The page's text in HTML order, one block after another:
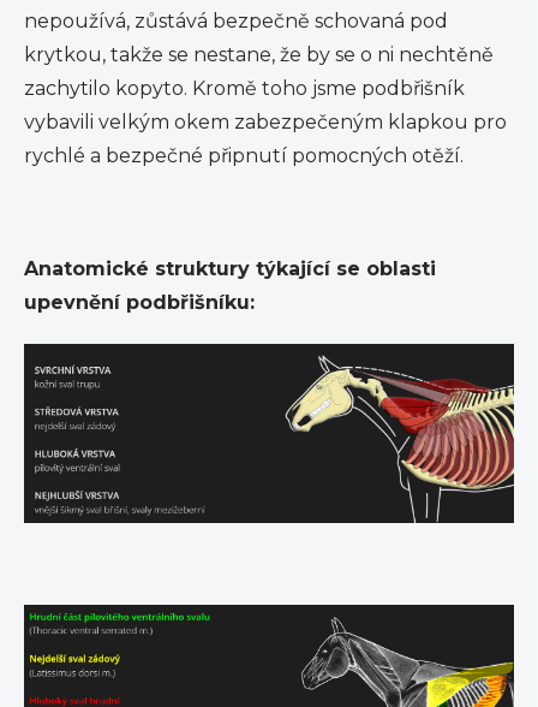
nepoužívá, zůstává bezpečně schovaná pod
krytkou, takže se nestane, že by se o ni nechtěně
zachytilo kopyto. Kromě toho jsme podbřišník
vybavili velkým okem zabezpečeným klapkou pro
rychlé a bezpečné připnutí pomocných otěží.
Anatomické struktury týkající se oblasti
upevnění podbřišníku: